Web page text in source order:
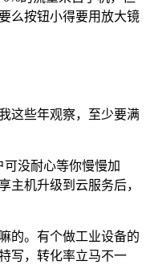
么按钮小得要用放大镜
这些年观察，至少要满
可没耐心等你慢慢加
主机升级到云服务后，
的。有个做工业设备的
写，转化率立马不一